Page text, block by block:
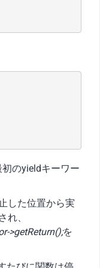
のyieldキーワー
した位置から実
れ、
>getReturn();を